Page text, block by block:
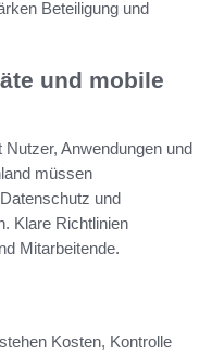
Beteiligung und
und mobile
Anwendungen und
müssen
und
Klare Richtlinien
Mitarbeitende.
Kosten, Kontrolle